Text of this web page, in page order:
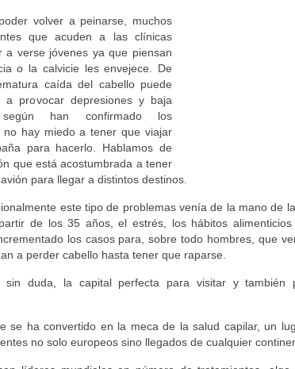
volver a peinarse, muchos
que acuden a las clínicas
a verse jóvenes ya que piensan
o la calvicie les envejece. De
caída del cabello puede
a provocar depresiones y baja
según han confirmado los
no hay miedo a tener que viajar
para hacerlo. Hablamos de
que está acostumbrada a tener
para llegar a distintos destinos.
este tipo de problemas venía de la mano de
de los 35 años, el estrés, los hábitos
los casos para, sobre todo hombres, que
a perder cabello hasta tener que raparse.
sin duda, la capital perfecta para visitar y también
se ha convertido en la meca de la salud capilar, un
no solo europeos sino llegados de cualquier